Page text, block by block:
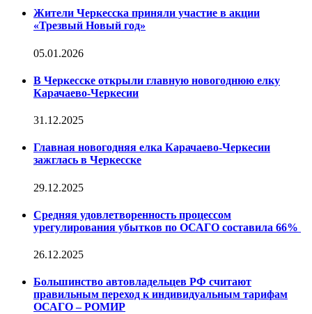
Жители Черкесска приняли участие в акции
«Трезвый Новый год»
05.01.2026
В Черкесске открыли главную новогоднюю елку
Карачаево-Черкесии
31.12.2025
Главная новогодняя елка Карачаево-Черкесии
зажглась в Черкесске
29.12.2025
Средняя удовлетворенность процессом
урегулирования убытков по ОСАГО составила 66%
26.12.2025
Большинство автовладельцев РФ считают
правильным переход к индивидуальным тарифам
ОСАГО – РОМИР